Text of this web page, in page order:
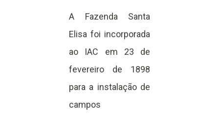
A Fazenda Santa
Elisa foi incorporada
ao IAC em 23 de
fevereiro de 1898
para a instalação de
campos